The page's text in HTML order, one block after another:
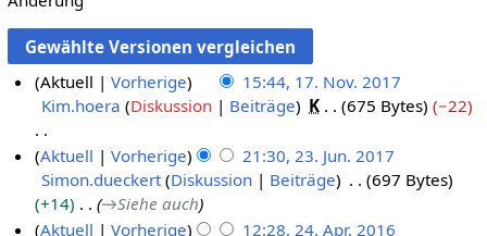
Aktuell Vorherige
15:44, 17. Nov. 2017
Kim.hoera Diskussion Beiträge K 675 Bytes −22
K
e
i
n
Aktuell Vorherige
21:30, 23. Jun. 2017
Simon.dueckert Diskussion Beiträge
697 Bytes
+14
→Siehe auch
Aktuell Vorherige
12:28, 24. Apr. 2016